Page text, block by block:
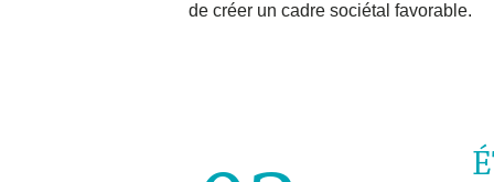
de créer un cadre sociétal favorable.